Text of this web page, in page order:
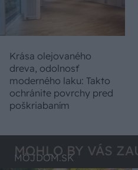
Krása olejovaného
dreva, odolnosť
moderného laku: Takto
ochránite povrchy pred
poškriabaním
MOHLO BY VÁS
MÔJDOM.SK